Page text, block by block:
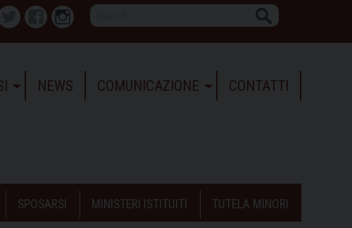
Twitter FacebookInstagram
NEWS COMUNICAZIONE CONTATTI
SPOSARSI MINISTERI ISTITUITI TUTELA MINORI